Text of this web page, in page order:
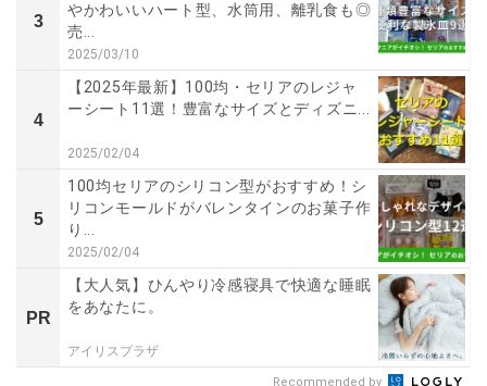
3
やかわいいハート型、水筒用、離乳食も◎
売...
2025/03/10
4
【2025年最新】100均・セリアのレジャ
ーシート11選！豊富なサイズとディズニ...
2025/02/04
5
100均セリアのシリコン型がおすすめ！シ
リコンモールドがバレンタインのお菓子作
り...
2025/02/04
PR
【大人気】ひんやり冷感寝具で快適な睡眠
をあなたに。
アイリスプラザ
Recommended by